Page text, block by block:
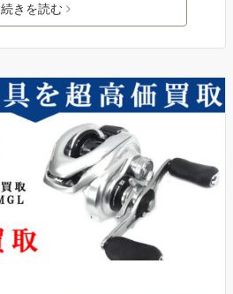
続きを読む